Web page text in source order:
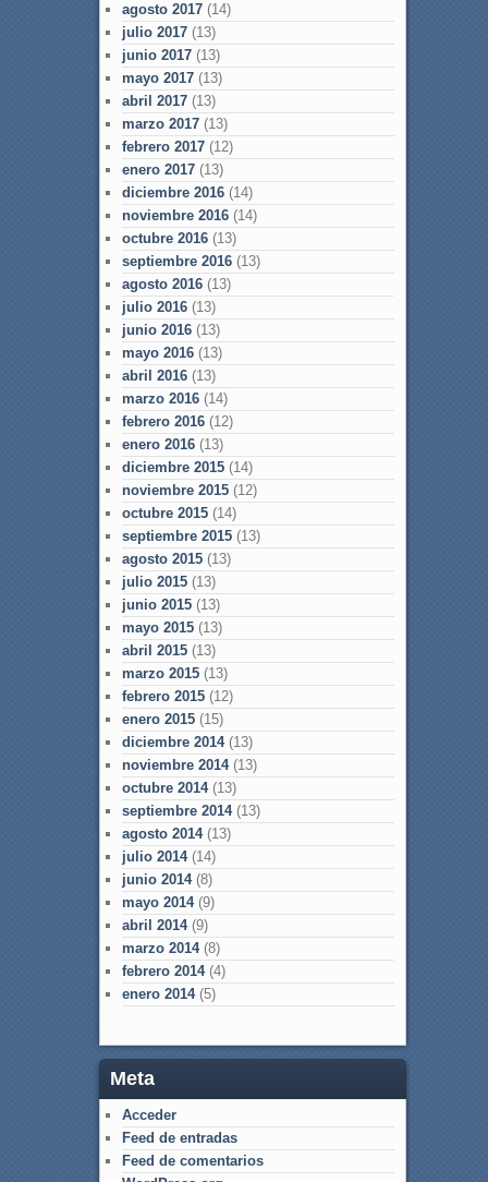
agosto 2017(14)
julio 2017(13)
junio 2017(13)
mayo 2017(13)
abril 2017(13)
marzo 2017(13)
febrero 2017(12)
enero 2017(13)
diciembre 2016(14)
noviembre 2016(14)
octubre 2016(13)
septiembre 2016(13)
agosto 2016(13)
julio 2016(13)
junio 2016(13)
mayo 2016(13)
abril 2016(13)
marzo 2016(14)
febrero 2016(12)
enero 2016(13)
diciembre 2015(14)
noviembre 2015(12)
octubre 2015(14)
septiembre 2015(13)
agosto 2015(13)
julio 2015(13)
junio 2015(13)
mayo 2015(13)
abril 2015(13)
marzo 2015(13)
febrero 2015(12)
enero 2015(15)
diciembre 2014(13)
noviembre 2014(13)
octubre 2014(13)
septiembre 2014(13)
agosto 2014(13)
julio 2014(14)
junio 2014(8)
mayo 2014(9)
abril 2014(9)
marzo 2014(8)
febrero 2014(4)
enero 2014(5)
Meta
Acceder
Feed de entradas
Feed de comentarios